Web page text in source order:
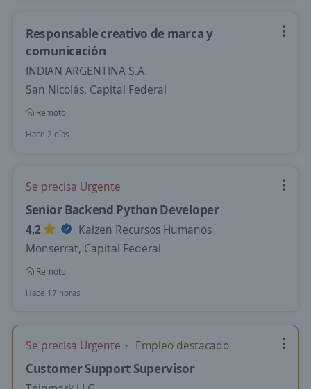
Responsable creativo de marca y
comunicación
INDIAN ARGENTINA S.A.
San Nicolás, Capital Federal
Remoto
Hace 2 días
Se precisa Urgente
Senior Backend Python Developer
4,2
Kaizen Recursos Humanos
Monserrat, Capital Federal
Remoto
Hace 17 horas
Se precisa Urgente Empleo destacado
Customer Support Supervisor